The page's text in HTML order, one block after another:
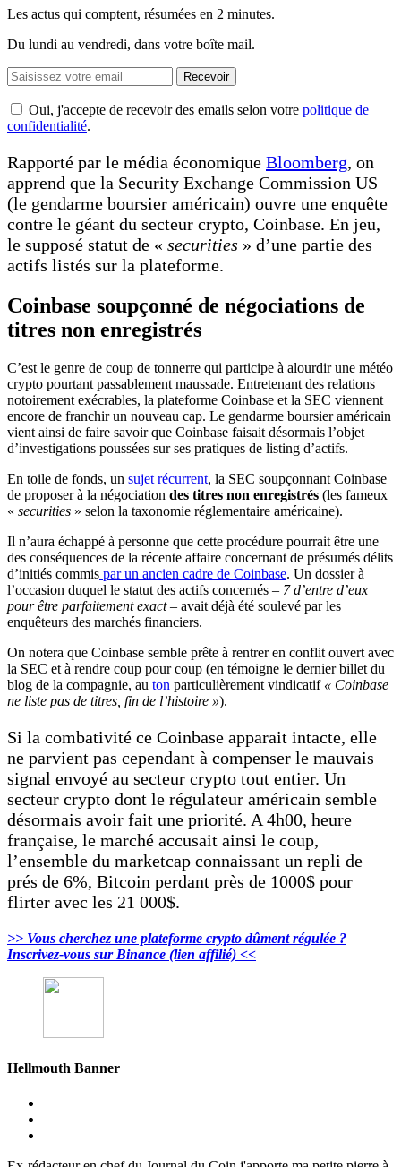
Les actus qui comptent, résumées en 2 minutes.
Du lundi au vendredi, dans votre boîte mail.
Recevoir
Oui, j'accepte de recevoir des emails selon votre politique de
confidentialité.
Rapporté par le média économique Bloomberg, on
apprend que la Security Exchange Commission US
(le gendarme boursier américain) ouvre une enquête
contre le géant du secteur crypto, Coinbase. En jeu,
le supposé statut de « securities » d’une partie des
actifs listés sur la plateforme.
Coinbase soupçonné de négociations de
titres non enregistrés
C’est le genre de coup de tonnerre qui participe à alourdir une météo
crypto pourtant passablement maussade. Entretenant des relations
notoirement exécrables, la plateforme Coinbase et la SEC viennent
encore de franchir un nouveau cap. Le gendarme boursier américain
vient ainsi de faire savoir que Coinbase faisait désormais l’objet
d’investigations poussées sur ses pratiques de listing d’actifs.
En toile de fonds, un sujet récurrent, la SEC soupçonnant Coinbase
de proposer à la négociation des titres non enregistrés (les fameux
« securities » selon la taxonomie réglementaire américaine).
Il n’aura échappé à personne que cette procédure pourrait être une
des conséquences de la récente affaire concernant de présumés délits
d’initiés commis par un ancien cadre de Coinbase. Un dossier à
l’occasion duquel le statut des actifs concernés – 7 d’entre d’eux
pour être parfaitement exact– avait déjà été soulevé par les
enquêteurs des marchés financiers.
On notera que Coinbase semble prête à rentrer en conflit ouvert avec
la SEC et à rendre coup pour coup (en témoigne le dernier billet du
blog de la compagnie, au ton particulièrement vindicatif « Coinbase
ne liste pas de titres, fin de l’histoire »).
Si la combativité ce Coinbase apparait intacte, elle
ne parvient pas cependant à compenser le mauvais
signal envoyé au secteur crypto tout entier. Un
secteur crypto dont le régulateur américain semble
désormais avoir fait une priorité. A 4h00, heure
française, le marché accusait ainsi le coup,
l’ensemble du marketcap connaissant un repli de
prés de 6%, Bitcoin perdant près de 1000$ pour
flirter avec les 21 000$.
>> Vous cherchez une plateforme crypto dûment régulée ?
Inscrivez-vous sur Binance (lien affilié) <<
Hellmouth Banner